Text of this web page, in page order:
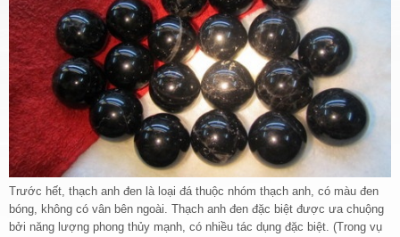
Trước hết, thạch anh đen là loại đá thuộc nhóm thạch anh, có màu đen
bóng, không có vân bên ngoài. Thạch anh đen đặc biệt được ưa chuộng
bởi năng lượng phong thủy mạnh, có nhiều tác dụng đặc biệt. (Trong vụ